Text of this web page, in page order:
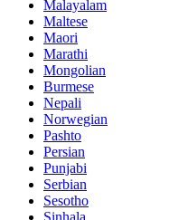
Malayalam
Maltese
Maori
Marathi
Mongolian
Burmese
Nepali
Norwegian
Pashto
Persian
Punjabi
Serbian
Sesotho
Sinhala